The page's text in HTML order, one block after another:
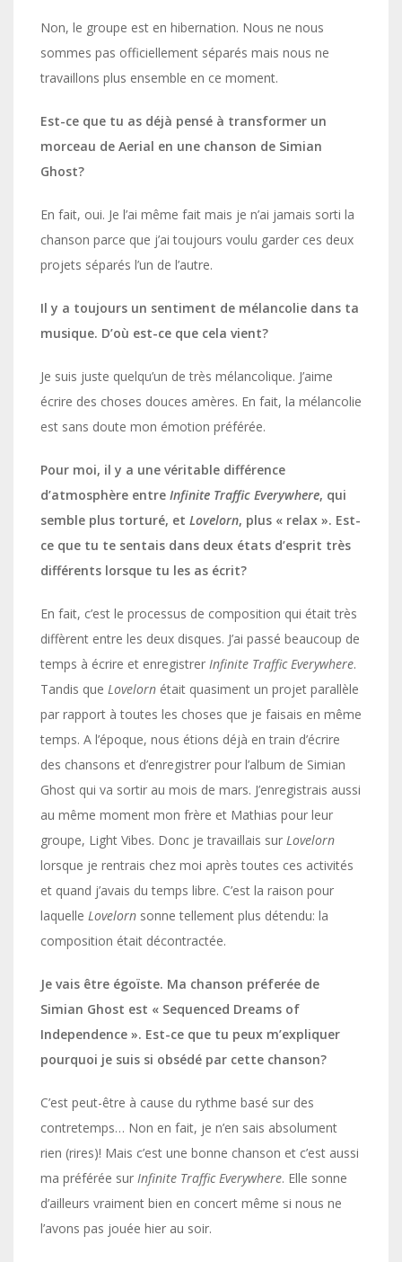
Non, le groupe est en hibernation. Nous ne nous
sommes pas officiellement séparés mais nous ne
travaillons plus ensemble en ce moment.
Est-ce que tu as déjà pensé à transformer un
morceau de Aerial en une chanson de Simian
Ghost?
En fait, oui. Je l’ai même fait mais je n’ai jamais sorti la
chanson parce que j’ai toujours voulu garder ces deux
projets séparés l’un de l’autre.
Il y a toujours un sentiment de mélancolie dans ta
musique. D’où est-ce que cela vient?
Je suis juste quelqu’un de très mélancolique. J’aime
écrire des choses douces amères. En fait, la mélancolie
est sans doute mon émotion préférée.
Pour moi, il y a une véritable différence
d’atmosphère entre Infinite Traffic Everywhere, qui
semble plus torturé, et Lovelorn, plus « relax ». Est-
ce que tu te sentais dans deux états d’esprit très
différents lorsque tu les as écrit?
En fait, c’est le processus de composition qui était très
diffèrent entre les deux disques. J’ai passé beaucoup de
temps à écrire et enregistrer Infinite Traffic Everywhere.
Tandis que Lovelorn était quasiment un projet parallèle
par rapport à toutes les choses que je faisais en même
temps. A l’époque, nous étions déjà en train d’écrire
des chansons et d’enregistrer pour l’album de Simian
Ghost qui va sortir au mois de mars. J’enregistrais aussi
au même moment mon frère et Mathias pour leur
groupe, Light Vibes. Donc je travaillais sur Lovelorn
lorsque je rentrais chez moi après toutes ces activités
et quand j’avais du temps libre. C’est la raison pour
laquelle Lovelorn sonne tellement plus détendu: la
composition était décontractée.
Je vais être égoïste. Ma chanson préferée de
Simian Ghost est « Sequenced Dreams of
Independence ». Est-ce que tu peux m’expliquer
pourquoi je suis si obsédé par cette chanson?
C’est peut-être à cause du rythme basé sur des
contretemps… Non en fait, je n’en sais absolument
rien (rires)! Mais c’est une bonne chanson et c’est aussi
ma préférée sur Infinite Traffic Everywhere. Elle sonne
d’ailleurs vraiment bien en concert même si nous ne
l’avons pas jouée hier au soir.